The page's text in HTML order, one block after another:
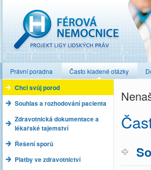
Právní poradna Často kladené otázky
Chci svůj porod
Souhlas a rozhodování pacienta
Zdravotnická dokumentace a
lékařské tajemství
Řešení sporů
Platby ve zdravotnictví